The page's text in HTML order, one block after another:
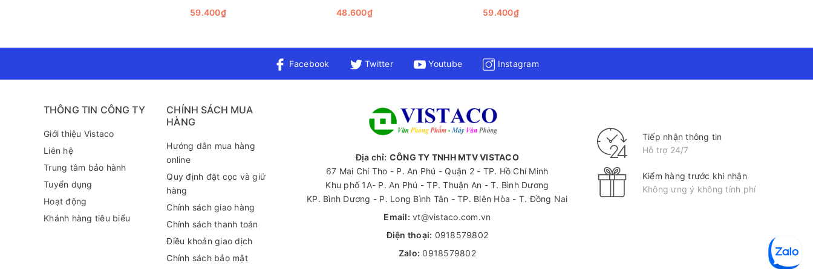
độ bền của sản phẩm đảm bảo hàng hóa luôn an toàn trong quá trình di chuyển hoặc bảo quản.
học sinh, sinh viên, nhân viên văn phòng hay những người làm nghề tự do.
công dụng đa dạng, đây chắc chắn sẽ là trợ thủ đắc lực giúp bạn giải quyết nhiều vấn đề trong cuộc sống.
Để biết thêm thông tin về sản phẩm này cũng như tìm hiểu thêm về các loại văn phòng phẩm khác, hãy liên hệ ngay với Vistaco - Văn phòng phẩm Bình Dương: 0911 548
289 (zalo) để được tư vấn chi tiết hơn!
59.400₫
48.600₫
59.400₫
Facebook Twitter Youtube Instagram
THÔNG TIN CÔNG TY
Giới thiệu Vistaco
Liên hệ
Trung tâm bảo hành
Tuyển dụng
Hoạt động
Khánh hàng tiêu biểu
CHÍNH SÁCH MUA
HÀNG
Hướng dẫn mua hàng
online
Quy định đặt cọc và giữ
hàng
Chính sách giao hàng
Chính sách thanh toán
Điều khoản giao dịch
Chính sách bảo mật
Địa chỉ: CÔNG TY TNHH MTV VISTACO
67 Mai Chí Tho - P. An Phú - Quận 2 - TP. Hồ Chí Minh
Khu phố 1A- P. An Phú - TP. Thuận An - T. Bình Dương
KP. Bình Dương - P. Long Bình Tân - TP. Biên Hòa - T. Đồng Nai
Email: vt@vistaco.com.vn
Điện thoại: 0918579802
Zalo: 0918579802
Tiếp nhận thông tin
Hỗ trợ 24/7
Kiểm hàng trước khi nhận
Không ưng ý không tính phí